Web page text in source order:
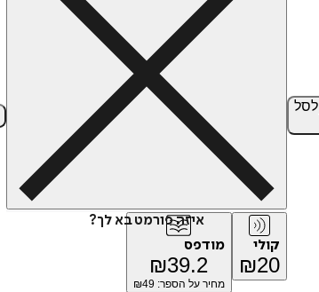
לסל
איזה פורמט בא לך?
קולי
₪20
מודפס
₪39.2
מחיר על הספר: ₪ 49